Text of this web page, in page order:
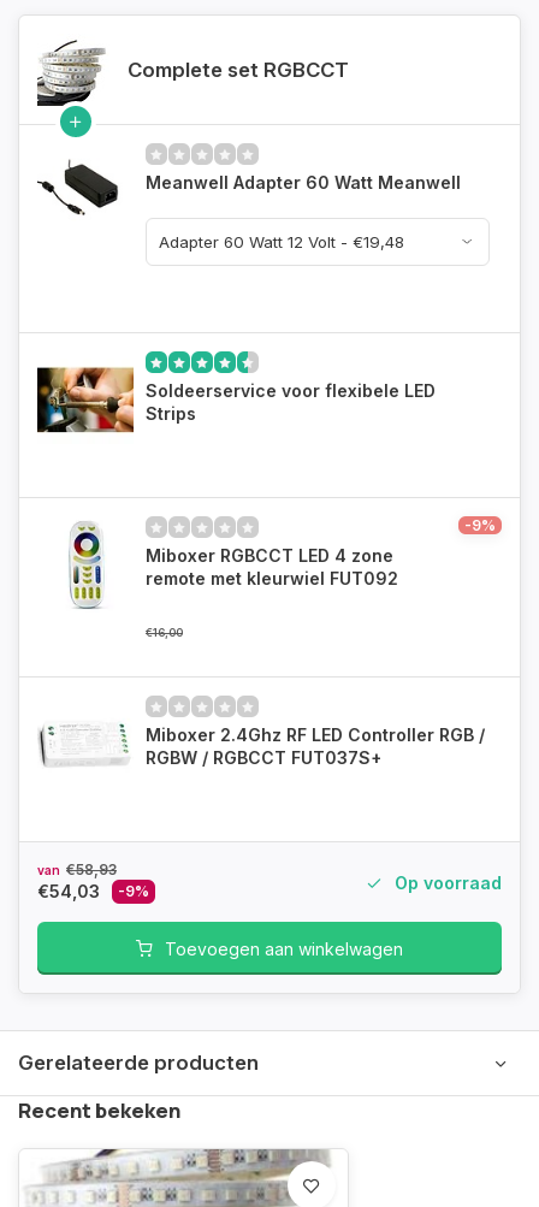
Complete set RGBCCT
Meanwell Adapter 60 Watt Meanwell
Soldeerservice voor flexibele LED
Strips
Miboxer RGBCCT LED 4 zone
remote met kleurwiel FUT092
€16,00
-9%
Miboxer 2.4Ghz RF LED Controller RGB /
RGBW / RGBCCT FUT037S+
van €58,93
€54,03 -9% Op voorraad
Toevoegen aan winkelwagen
Gerelateerde producten
Recent bekeken